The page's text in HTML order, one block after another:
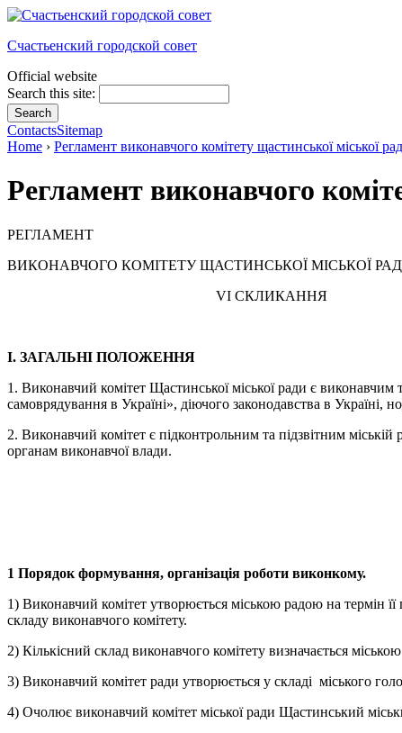
Счастьенский городской совет
Official website
Search this site:
ContactsSitemap
Home › Регламент виконавчого комітету щастинської міської
Регламент виконавчого
РЕГЛАМЕНТ
ВИКОНАВЧОГО КОМІТЕТУ ЩАСТИНСЬКОЇ МІСЬКОЇ
VI СКЛИКАННЯ
І. ЗАГАЛЬНІ ПОЛОЖЕННЯ
1. Виконавчий комітет Щастинської міської ради є виконавчим
самоврядування в Україні», діючого законодавства в Україні,
2. Виконавчий комітет є підконтрольним та підзвітним
органам виконавчої влади.
1 Порядок формування, організація роботи виконкому.
1) Виконавчий комітет утворюється міською радою на термін
складу виконавчого комітету.
2) Кількісний склад виконавчого комітету визначається
3) Виконавчий комітет ради утворюється у складі міського
4) Очолює виконавчий комітет міської ради Щастинський